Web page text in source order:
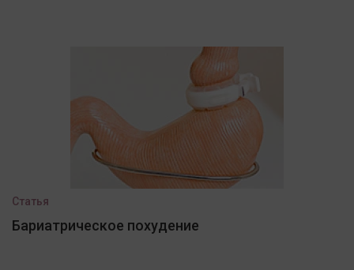
Статья
Бариатрическое похудение